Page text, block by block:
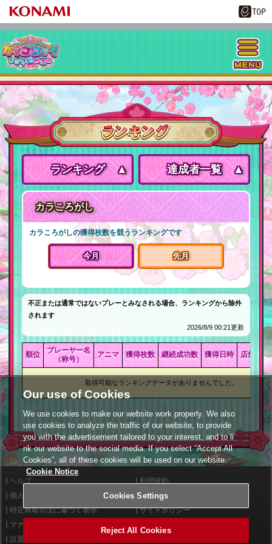
ランキング 達成者一覧
カラころがし
カラころがしの獲得枚数を競うランキングです
今月 先月
不正または通常ではないプレーとみなされる場合、ランキングから除外
されます
2026/8/9 00:21更新
順位
プレーヤー名
（称号）
アニマ 獲得枚数 継続成功数 獲得日時 店舗名
取得可能なランキングデータがありませんでした。
ヘルプ
利用規約
個人情報等保護方針
外部送信について
特定商取引法に基づく表示
サイトポリシー
マナー＆ルール
設置店舗検索
Our use of Cookies
We use cookies to make our website work properly. We also
use cookies to analyze the traffic of our website, to provide
you with the advertisement tailored to your interest, and to li
nk our website to the social media. If you select “Accept All
Cookies”, all of these cookies will be used on our website.
Cookie Notice
Cookies Settings
Reject All Cookies